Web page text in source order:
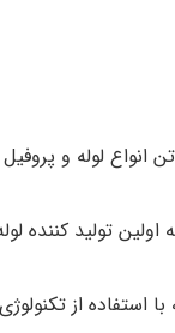
تولید کننده
استفاده از